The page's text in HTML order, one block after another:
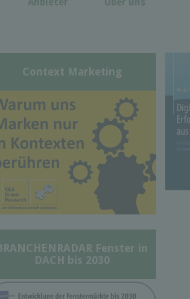
Context Marketing
Fenster in
DACH bis 2030